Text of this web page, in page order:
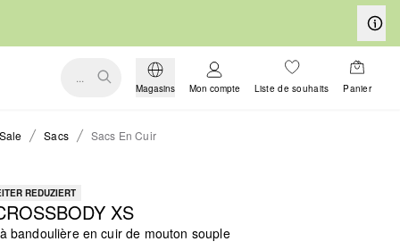
...
Magasins Mon compte Liste de souhaits Panier
Sale Sacs Sacs En Cuir
REDUZIERT
XS
bandoulière en cuir de mouton souple